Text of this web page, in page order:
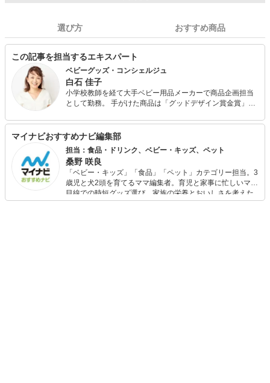
選び方 おすすめ商品
この記事を担当するエキスパート
ベビーグッズ・コンシェルジュ
白石 佳子
小学校教師を経て大手ベビー用品メーカーで商品企画担当
として勤務。 手がけた商品は「グッドデザイン賞金賞」を
て、現在はベビーグッズ・コンシェルジュとして延べ1500
名のプレママやママに育児グッズ講座を実施。 ベビーグッ
ズによる赤ちゃんの事故を減らすために、そして不安を抱
えながら育児しているママをサポートするために活動中。
新米パパママの育児を助けるオリジナルベビー服「バルー
ンオール」はキッズデザイン賞を受賞。 メディア歴：NHK
おはよう日本
マイナビおすすめナビ編集部
担当：食品・ドリンク、ベビー・キッズ、ペット
桑野 咲良
「ベビー・キッズ」「食品」「ペット」カテゴリー担当。3
歳児と犬2頭を育てるママ編集者。育児と家事に忙しいママ
目線での時短グッズ選び、家族の栄養とおいしさを考えた
食品選び、束の間のリラックスタイムを楽しむためのスイ